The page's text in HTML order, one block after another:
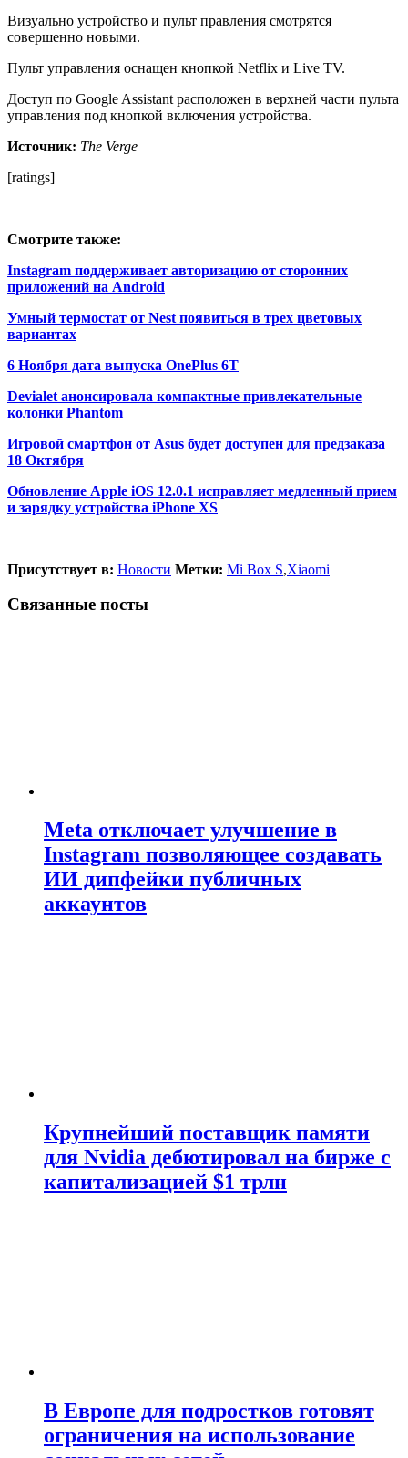
Визуально устройство и пульт правления смотрятся
совершенно новыми.
Пульт управления оснащен кнопкой Netflix и Live TV.
Доступ по Google Assistant расположен в верхней части пульта
управления под кнопкой включения устройства.
Источник: The Verge
[ratings]
Смотрите также:
Instagram поддерживает авторизацию от сторонних
приложений на Android
Умный термостат от Nest появиться в трех цветовых
вариантах
6 Ноября дата выпуска OnePlus 6T
Devialet анонсировала компактные привлекательные
колонки Phantom
Игровой смартфон от Asus будет доступен для предзаказа
18 Октября
Обновление Apple iOS 12.0.1 исправляет медленный прием
и зарядку устройства iPhone XS
Присутствует в: Новости Метки: Mi Box S,Xiaomi
Связанные посты
Meta отключает улучшение в
Instagram позволяющее создавать
ИИ дипфейки публичных
аккаунтов
Крупнейший поставщик памяти
для Nvidia дебютировал на бирже с
капитализацией $1 трлн
В Европе для подростков готовят
ограничения на использование